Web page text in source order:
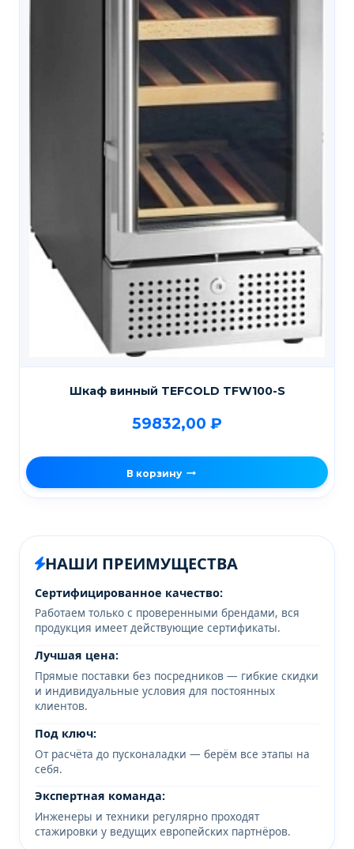
Шкаф винный TEFCOLD TFW100-S
59832,00 ₽
В корзину
НАШИ ПРЕИМУЩЕСТВА
Сертифицированное качество:
Работаем только с проверенными брендами, вся
продукция имеет действующие сертификаты.
Лучшая цена:
Прямые поставки без посредников — гибкие скидки
и индивидуальные условия для постоянных
клиентов.
Под ключ:
От расчёта до пусконаладки — берём все этапы на
себя.
Экспертная команда:
Инженеры и техники регулярно проходят
стажировки у ведущих европейских партнёров.